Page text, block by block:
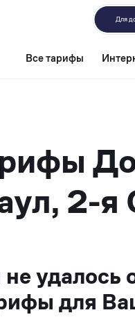
Для
Все тарифы
2-я
удалось
для